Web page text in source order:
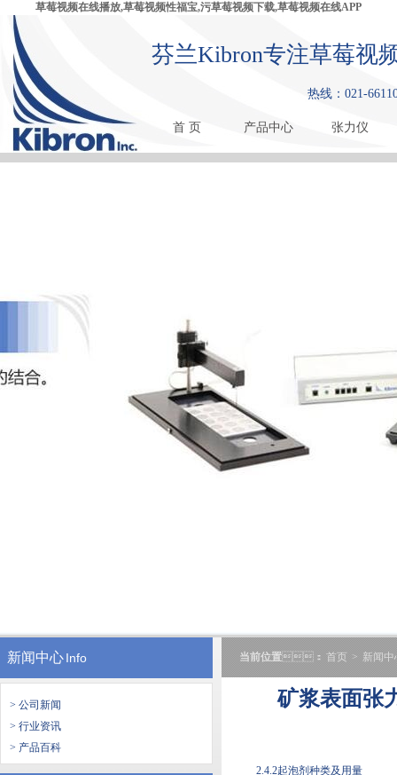
草莓视频在线播放,草莓视频性福宝,污草莓视频下载,草莓视频在线APP
芬兰Kibron专注草莓视
热线：021-
首 页 产品中心 张力仪
新闻中心Info
> 公司新闻
> 行业资讯
> 产品百科
当前位置： 首页 > 新闻中
矿浆表面张
2.4.2起泡剂种类及用量